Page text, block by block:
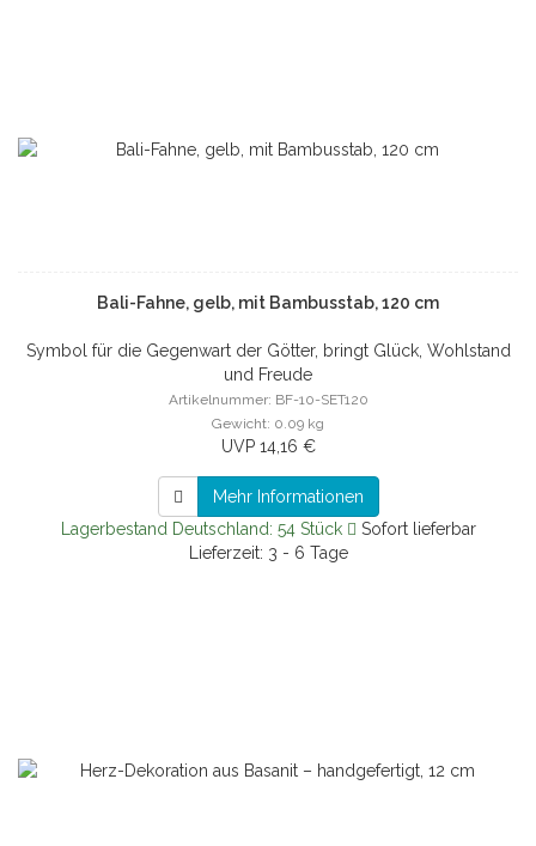
Bali-Fahne, gelb, mit Bambusstab, 120 cm
Symbol für die Gegenwart der Götter, bringt Glück, Wohlstand
und Freude
Artikelnummer: BF-10-SET120
Gewicht: 0.09 kg
UVP 14,16 €
Mehr Informationen
Lagerbestand Deutschland: 54 Stück
Sofort lieferbar
Lieferzeit: 3 - 6 Tage